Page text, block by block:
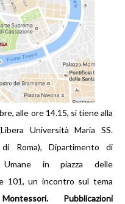
alle ore 14.15, si tiene alla
Università Maria SS.
Roma), Dipartimento di
Umane in piazza delle
101, un incontro sul tema
Pubblicazioni